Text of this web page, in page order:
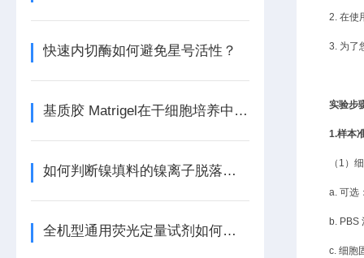
快速内切酶如何避免星号活性？
基质胶 Matrigel在干细胞培养中的应用：现状与前景
如何判断镍填料的镍离子脱落程度？
全机型通用荧光定量试剂如何提升PCR实验效率
2. 在使
3. 为了
实验步
1.样本
（ 1）
a. 可选
b. PBS
c. 细胞